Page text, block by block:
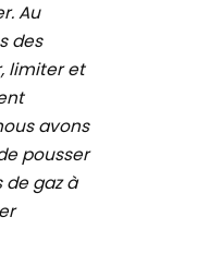
Au
des
limiter et
avons
pousser
de gaz à